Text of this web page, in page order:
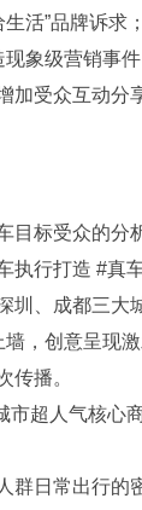
活”品牌诉求；
象级营销事
加受众互动分
目标受众的分
执行打造 #真
圳、成都三大
，创意呈现
传播。
市超人气核心
群日常出行的